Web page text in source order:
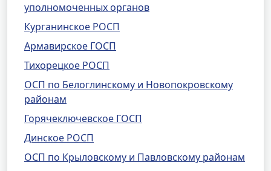
уполномоченных органов
Курганинское РОСП
Армавирское ГОСП
Тихорецкое РОСП
ОСП по Белоглинскому и Новопокровскому
районам
Горячеключевское ГОСП
Динское РОСП
ОСП по Крыловскому и Павловскому районам